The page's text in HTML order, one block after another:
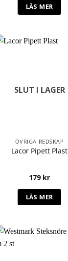
LÄS MER
SLUT I LAGER
ÖVRIGA REDSKAP
Lacor Pipett Plast
179 kr
LÄS MER